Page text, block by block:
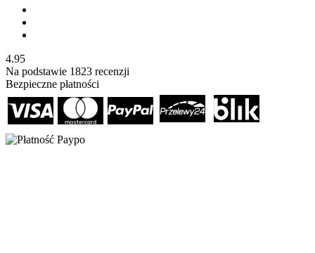
4.95
Na podstawie 1823 recenzji
Bezpieczne płatności